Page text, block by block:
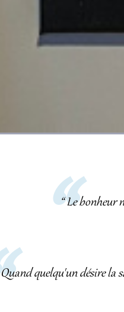
“ Le bonheur
quelqu'un désire la